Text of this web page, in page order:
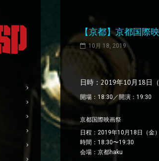
【京都】京都国際
10月 18, 2019
日時：2019年10月18日（
開場：18:30／開演：19:30
京都国際映画祭
日程：2019年10月18日（金）
時間：18:30〜19:30
会場：京都haku